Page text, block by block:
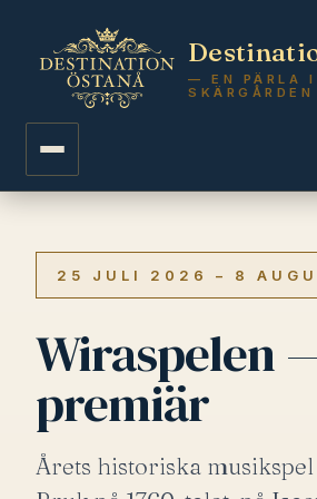
— EN PÄRLA I
SKÄRGÅRDEN
25 JULI 2026 – 8
Wiraspelen
premiär
Årets historiska